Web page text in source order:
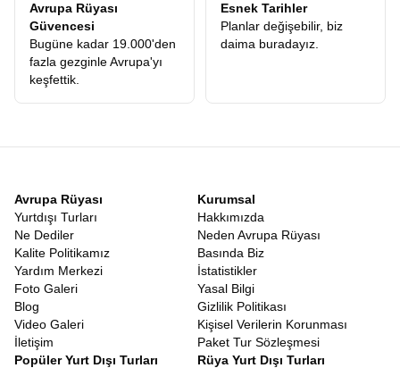
Avrupa Rüyası
Güvencesi
Bugüne kadar 19.000'den
fazla gezginle Avrupa'yı
keşfettik.
Esnek Tarihler
Planlar değişebilir, biz
daima buradayız.
Avrupa Rüyası
Yurtdışı Turları
Ne Dediler
Kalite Politikamız
Yardım Merkezi
Foto Galeri
Blog
Video Galeri
İletişim
Kurumsal
Hakkımızda
Neden Avrupa Rüyası
Basında Biz
İstatistikler
Yasal Bilgi
Gizlilik Politikası
Kişisel Verilerin Korunması
Paket Tur Sözleşmesi
Popüler Yurt Dışı Turları
Rüya Yurt Dışı Turları